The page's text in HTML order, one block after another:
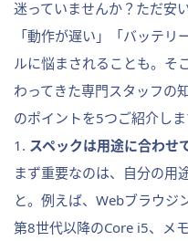
迷っていませんか？ただ安
「動作が遅い」「バッテ
ルに悩まされることも。そ
わってきた専門スタッフの
のポイントを5つご紹介しま
1. スペックは用途に合わせ
まず重要なのは、自分の用
と。例えば、Webブラウジ
第8世代以降のCore i5、メ